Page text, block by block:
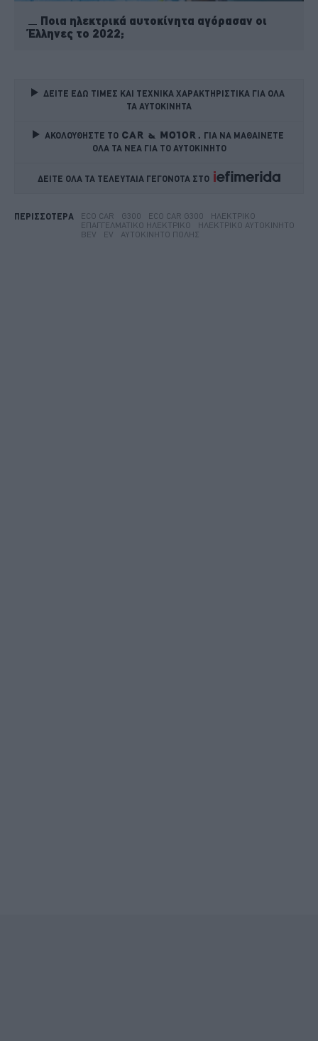
Ποια ηλεκτρικά αυτοκίνητα αγόρασαν οι
Έλληνες το 2022;
ΔΕΙΤΕ ΕΔΩ ΤΙΜΕΣ ΚΑΙ ΤΕΧΝΙΚΑ ΧΑΡΑΚΤΗΡΙΣΤΙΚΑ ΓΙΑ ΟΛΑ
ΤΑ ΑΥΤΟΚΙΝΗΤΑ
ΑΚΟΛΟΥΘΗΣΤΕ ΤΟ
ΓΙΑ ΝΑ ΜΑΘΑΙΝΕΤΕ
ΟΛΑ ΤΑ ΝΕΑ ΓΙΑ ΤΟ ΑΥΤΟΚΙΝΗΤΟ
ΔΕΙΤΕ ΟΛΑ ΤΑ ΤΕΛΕΥΤΑΙΑ ΓΕΓΟΝΟΤΑ ΣΤΟ
ΠΕΡΙΣΣΟΤΕΡΑ ECO CAR G300 ECO CAR G300
ΗΛΕΚΤΡΙΚΌ
ΕΠΑΓΓΕΛΜΑΤΙΚΌ ΗΛΕΚΤΡΙΚΌ
ΗΛΕΚΤΡΙΚΌ ΑΥΤΟΚΊΝΗΤΟ
BEV
EV ΑΥΤΟΚΊΝΗΤΟ ΠΌΛΗΣ